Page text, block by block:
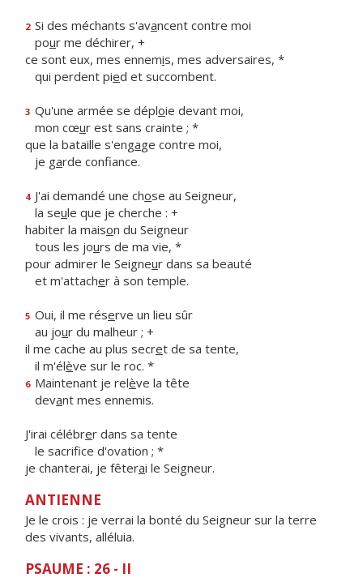
2 Si des méchants s'avancent contre moi
pour me déchirer, +
ce sont eux, mes ennemis, mes adversaires, *
qui perdent pied et succombent.
3 Qu'une armée se déploie devant moi,
mon cœur est sans crainte ; *
que la bataille s'engage contre moi,
je garde confiance.
4 J'ai demandé une chose au Seigneur,
la seule que je cherche : +
habiter la maison du Seigneur
tous les jours de ma vie, *
pour admirer le Seigneur dans sa beauté
et m'attacher à son temple.
5 Oui, il me réserve un lieu sûr
au jour du malheur ; +
il me cache au plus secret de sa tente,
il m'élève sur le roc. *
6 Maintenant je relève la tête
devant mes ennemis.
J'irai célébrer dans sa tente
le sacrifce d'ovation ; *
je chanterai, je fêterai le Seigneur.
ANTIENNE
Je le crois : je verrai la bonté du Seigneur sur la terre
des vivants, alléluia.
PSAUME : 26 - II